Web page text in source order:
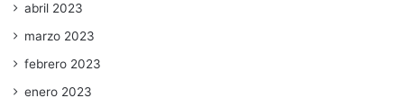
abril 2023
marzo 2023
febrero 2023
enero 2023